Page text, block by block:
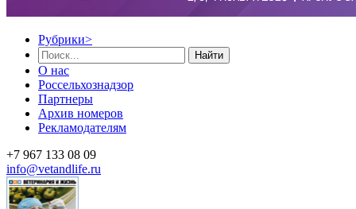
Рубрики>
Найти
О нас
Россельхознадзор
Партнеры
Архив номеров
Рекламодателям
+7 967 133 08 09
info@vetandlife.ru